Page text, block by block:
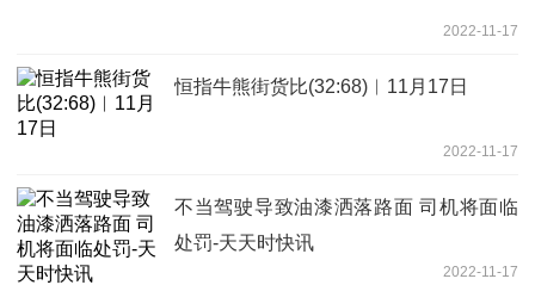
2022-11-17
恒指牛熊街货比(32:68)︱11月17日
2022-11-17
不当驾驶导致油漆洒落路面 司机将面临
处罚-天天时快讯
2022-11-17